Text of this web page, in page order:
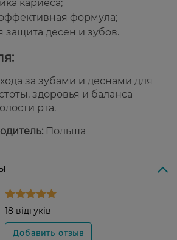
кариеса;
формула;
защита десен и зубов.
за зубами и деснами для
здоровья и баланса
рта.
Польша
18 відгуків